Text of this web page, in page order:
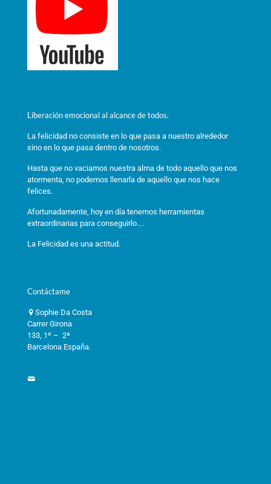
Liberación emocional al alcance de todos.
La felicidad no consiste en lo que pasa a nuestro alrededor
sino en lo que pasa dentro de nosotros.
Hasta que no vaciamos nuestra alma de todo aquello que nos
atormenta, no podemos llenarla de aquello que nos hace
felices.
Afortunadamente, hoy en día tenemos herramientas
extraordinarias para conseguirlo….
La Felicidad es una actitud.
Contáctame
Sophie Da Costa
Carrer Girona
133, 1º – 2ª
Barcelona España.